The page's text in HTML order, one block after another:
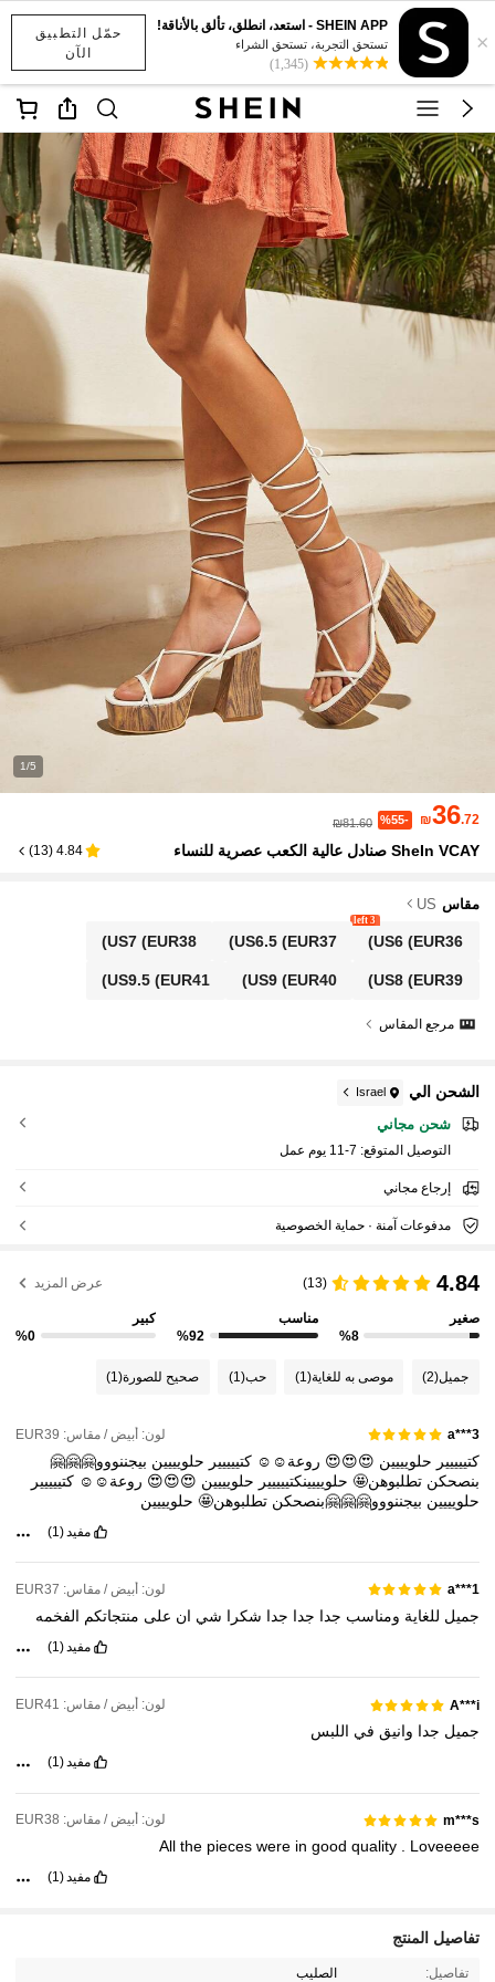
حمّل التطبيق
الآن
×
SHEIN APP - استعد، انطلق، تألق بالأناقة!
تستحق التجربة، تستحق الشراء
(1,345)
1/5
₪36.72
%55-
₪81.60
SheIn VCAY صنادل عالية الكعب عصرية للنساء 4.84
(
13
)
مقاس US
US6 (EUR36)
3 left
US6.5(EUR37)
US7 (EUR38)
US8 (EUR39)
US9(EUR40)
US9.5 (EUR41)
مرجع المقاس
الشحن الي Israel
شحن مجاني
التوصيل المتوقع: 7-11 يوم عمل
إرجاع مجاني
مدفوعات آمنة · حماية الخصوصية
4.84
(13) عرض المزيد
صغير
%8
مناسب
%92
كبير
%0
جميل(2) موصى به للغاية(1) حب(1) صحيح للصورة(1)
a***3 لون: أبيض / مقاس: EUR39
كتييييير حلويييين 😍😍😍 روعة☺️☺️كتييييير حلويييين بيجننووو🤗🤗🤗
بنصحكنتطلبوهن🤩 حلويييينكتييييير حلويييين 😍😍😍 روعة☺️☺️كتييييير
حلويييين بيجننووو🤗🤗🤗بنصحكنتطلبوهن🤩 حلويييين
مفيد(1)
a***1 لون: أبيض / مقاس: EUR37
جميل للغاية ومناسب جدا جدا جدا شكرا شي ان على منتجاتكم الفخمه
مفيد(1)
A***i لون: أبيض / مقاس: EUR41
جميل جدا وانيق في اللبس
مفيد(1)
m***s لون: أبيض / مقاس: EUR38
All the pieces were in good quality . Loveeeee
مفيد(1)
تفاصيل المنتج
تفاصيل: الصليب